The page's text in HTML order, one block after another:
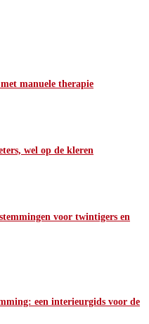
manuele therapie
wel op de kleren
voor twintigers en
een interieurgids voor de